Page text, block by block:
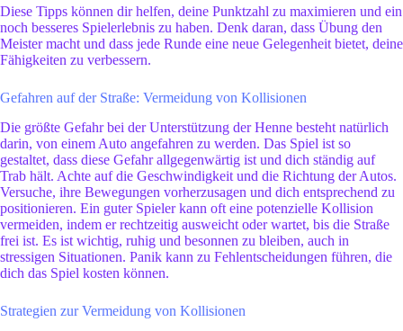
Diese Tipps können dir helfen, deine Punktzahl zu maximieren und ein
noch besseres Spielerlebnis zu haben. Denk daran, dass Übung den
Meister macht und dass jede Runde eine neue Gelegenheit bietet, deine
Fähigkeiten zu verbessern.
Gefahren auf der Straße: Vermeidung von Kollisionen
Die größte Gefahr bei der Unterstützung der Henne besteht natürlich
darin, von einem Auto angefahren zu werden. Das Spiel ist so
gestaltet, dass diese Gefahr allgegenwärtig ist und dich ständig auf
Trab hält. Achte auf die Geschwindigkeit und die Richtung der Autos.
Versuche, ihre Bewegungen vorherzusagen und dich entsprechend zu
positionieren. Ein guter Spieler kann oft eine potenzielle Kollision
vermeiden, indem er rechtzeitig ausweicht oder wartet, bis die Straße
frei ist. Es ist wichtig, ruhig und besonnen zu bleiben, auch in
stressigen Situationen. Panik kann zu Fehlentscheidungen führen, die
dich das Spiel kosten können.
Strategien zur Vermeidung von Kollisionen